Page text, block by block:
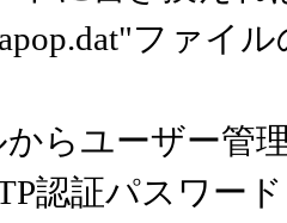
ファイ
からユーザー管
認証パスワー